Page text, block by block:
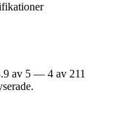
av 5 — 4 av 211